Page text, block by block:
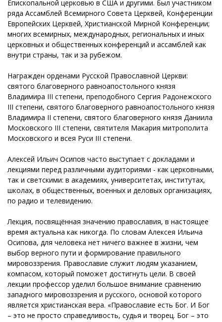
Епископальной церковью в США и другими. Был участником
ряда Ассамблей Всемирного Совета Церквей, Конференции
Европейских Церквей, Христианской Мирной Конференции;
многих всемирных, международных, региональных и иных
церковных и общественных конференций и ассамблей как
внутри страны, так и за рубежом.
Награжден орденами Русской Православной Церкви:
святого благоверного равноапостольного князя
Владимира III степени, преподобного Сергия Радонежского
III степени, святого благоверного равноапостольного князя
Владимира II степени, святого благоверного князя Даниила
Московского III степени, святителя Макария митрополита
Московского и всея Руси III степени.
Алексей Ильич Осипов часто выступает с докладами и
лекциями перед различными аудиториями - как церковными,
так и светскими: в академиях, университетах, институтах,
школах, в общественных, военных и деловых организациях,
по радио и телевидению.
Лекция, посвящённая значению православия, в настоящее
время актуальна как никогда. По словам Алексея Ильича
Осипова, для человека нет ничего важнее в жизни, чем
выбор верного пути и формирование правильного
мировоззрения. Православие служит людям указанием,
компасом, который поможет достигнуть цели. В своей
лекции профессор уделил большое внимание сравнению
западного мировоззрения и русского, основой которого
является христианская вера. «Православие есть Бог. И Бог
– это не просто справедливость, судья и творец. Бог – это